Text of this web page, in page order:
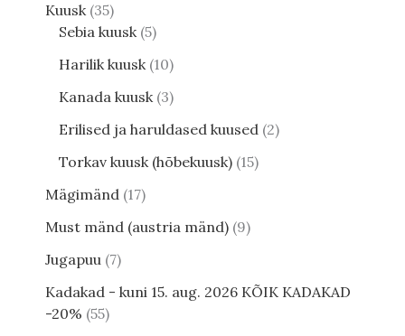
Kuusk 35
Sebia kuusk 5
Harilik kuusk 10
Kanada kuusk 3
Erilised ja haruldased kuused 2
Torkav kuusk (hõbekuusk) 15
Mägimänd 17
Must mänd (austria mänd) 9
Jugapuu 7
Kadakad - kuni 15. aug. 2026 KÕIK KADAKAD
-20% 55